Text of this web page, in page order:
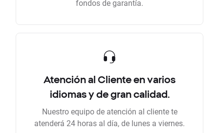
fondos de garantía.
Atención al Cliente en varios
idiomas y de gran calidad.
Nuestro equipo de atención al cliente te
atenderá 24 horas al día, de lunes a viernes.